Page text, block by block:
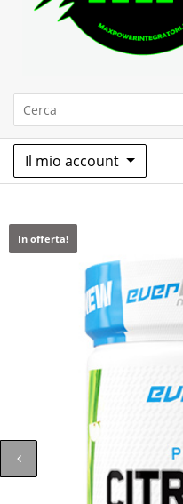
Max Power
Il mio account
In offerta!